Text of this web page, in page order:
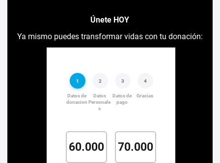
Únete HOY
Ya mismo puedes transformar vidas con tu donación: